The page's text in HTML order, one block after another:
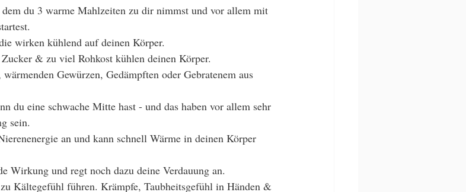
du 3 warme Mahlzeiten zu dir nimmst und vor allem mit
wirken kühlend auf deinen Körper.
& zu viel Rohkost kühlen deinen Körper.
Gewürzen, Gedämpften oder Gebratenem aus
du eine schwache Mitte hast - und das haben vor allem sehr
sein.
an und kann schnell Wärme in deinen Körper
Wirkung und regt noch dazu deine Verdauung an.
Kältegefühl führen. Krämpfe, Taubheitsgefühl in Händen &